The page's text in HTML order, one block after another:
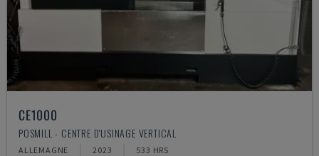
CE1000
POSMILL - CENTRE D'USINAGE VERTICAL
ALLEMAGNE 2023 533 HRS